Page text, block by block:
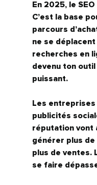
En 2025, le
C’est la base
parcours
ne se
recherches en
devenu ton outil
puissant.
Les
publicités
réputation vont
générer plus
plus de ventes.
se faire